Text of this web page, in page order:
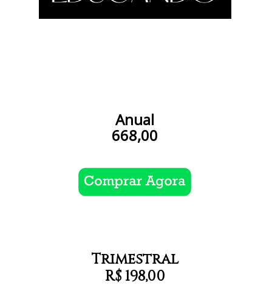
Anual
668,00
Trimestral
R$ 198,00